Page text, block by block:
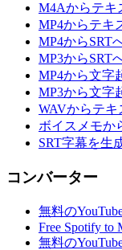
M4Aからテキ
MP4からテキ
MP4からSRT
MP3からSRT
MP4から文字
MP3から文字
WAVからテキ
ボイスメモか
SRT字幕を生
コンバーター
無料の
Free Spotify to
無料の